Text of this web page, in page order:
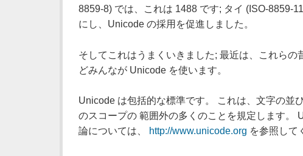
8859-8) では、これは 1488 です; タイ (ISO-8859-
にし、Unicode の採用を促進しました。
そしてこれはうまくいきました; 最近は、これら
どみんなが Unicode を使います。
Unicode は包括的な標準です。 これは、文字の並
のスコープの 範囲外の多くのことを規定します。
論については、
http://www.unicode.org を参照して